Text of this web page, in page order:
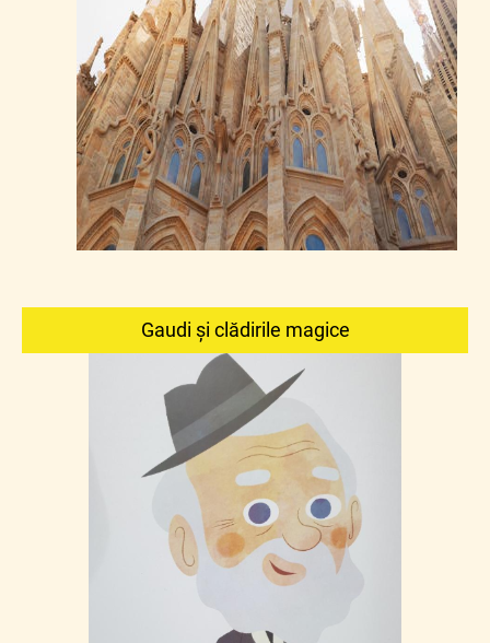
Gaudi și clădirile magice